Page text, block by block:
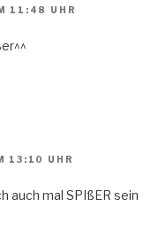
11:48 UHR
13:10 UHR
auch mal SPIßER sein